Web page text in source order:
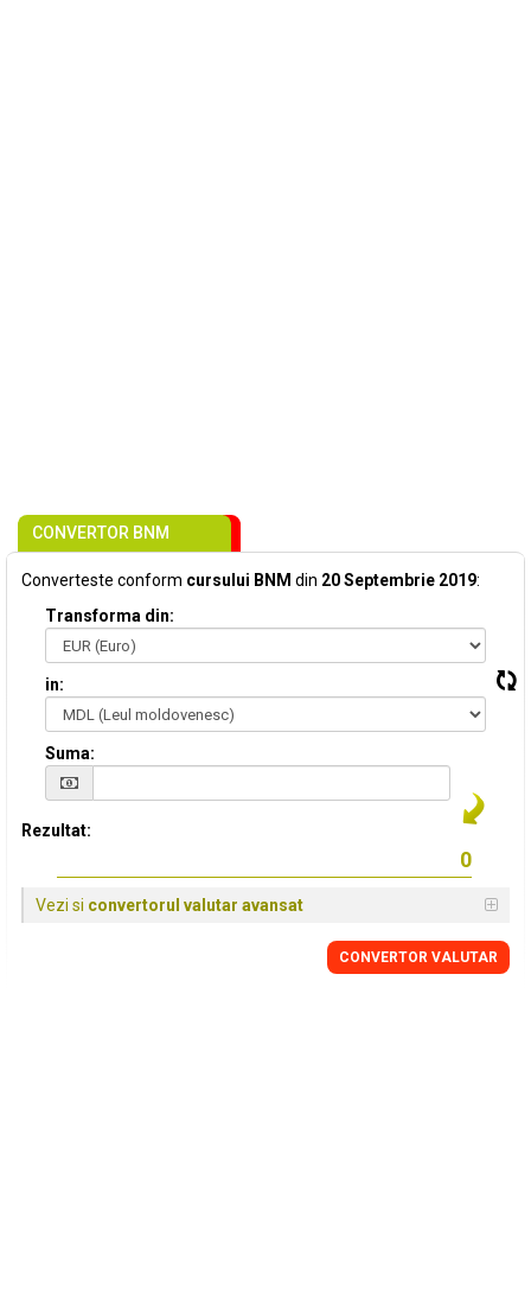
CONVERTOR BNM
Converteste conform cursului BNM din 20 Septembrie 2019:
Transforma din:
in:
Suma:
Rezultat:
Vezi si convertorul valutar avansat
CONVERTOR VALUTAR